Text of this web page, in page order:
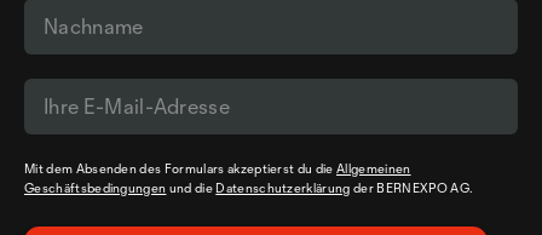
Mit dem Absenden des Formulars akzeptierst du dieAllgemeinen
Geschäftsbedingungen und die Datenschutzerklärung der BERNEXPO AG.